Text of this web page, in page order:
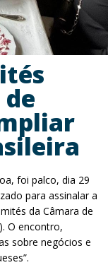
foi palco, dia 29
para assinalar a
da Câmara de
O encontro,
sobre negócios e